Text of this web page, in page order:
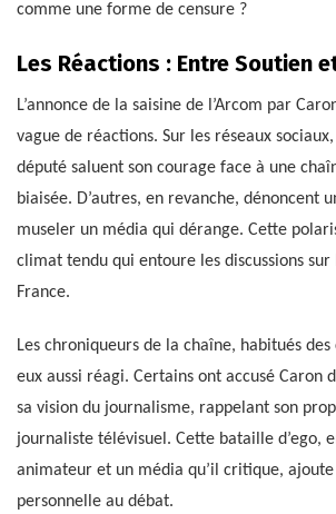
comme une forme de censure ?
Les Réactions : Entre Soutien
L’annonce de la saisine de l’Arcom par
vague de réactions. Sur les réseaux
député saluent son courage face à une
biaisée. D’autres, en revanche, dénoncent
museler un média qui dérange. Cette
climat tendu qui entoure les discussions sur
France.
Les chroniqueurs de la chaîne, habitués
eux aussi réagi. Certains ont accusé Caron
sa vision du journalisme, rappelant son
journaliste télévisuel. Cette bataille d’ego,
animateur et un média qu’il critique,
personnelle au débat.